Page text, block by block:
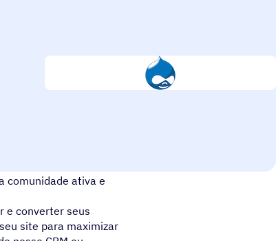
que alimenta
comunidade ativa e
e converter seus
site para maximizar